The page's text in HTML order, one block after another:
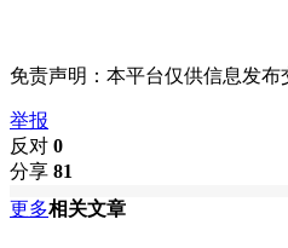
免责声明：本平台仅供信息发
举报
反对 0
分享 81
更多相关文章